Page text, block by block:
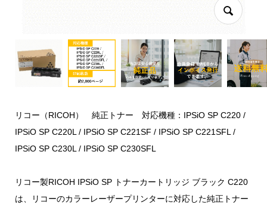
リコー（RICOH） 純正トナー 対応機種：IPSiO SP C220 /
IPSiO SP C220L / IPSiO SP C221SF / IPSiO SP C221SFL /
IPSiO SP C230L / IPSiO SP C230SFL
リコー製RICOH IPSiO SP トナーカートリッジ ブラック C220
は、リコーのカラーレーザープリンターに対応した純正トナー